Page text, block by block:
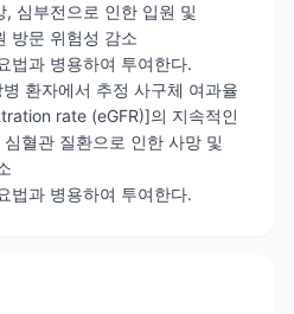
심부전으로 인한 입원 및
방문 위험성 감소
법과 병용하여 투여한다.
환자에서 추정 사구체 여과율
rate (eGFR)]의 지속적인
혈관 질환으로 인한 사망 및
법과 병용하여 투여한다.